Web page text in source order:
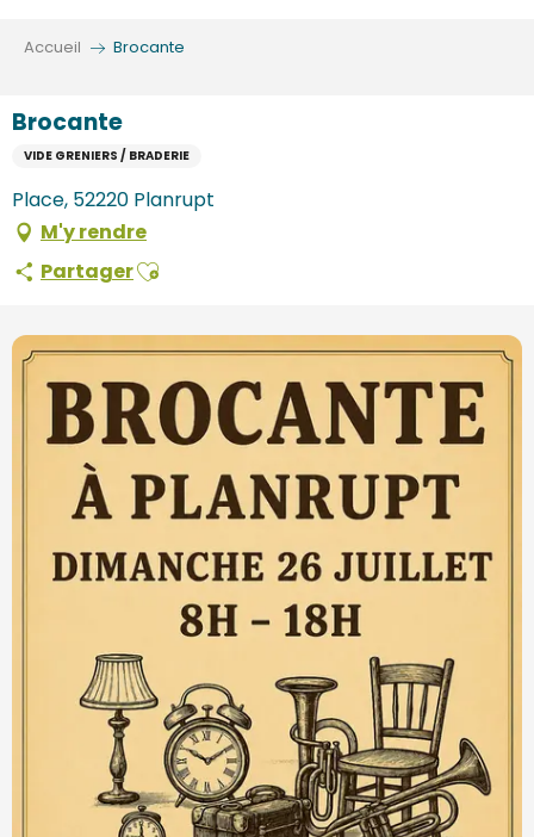
Accueil Brocante
Brocante
VIDE GRENIERS / BRADERIE
Place, 52220 Planrupt
M'y rendre
PartagerAjouter aux favoris